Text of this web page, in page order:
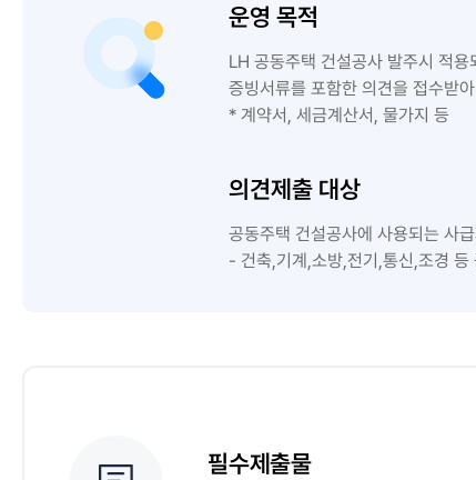
운영 목적
LH 공동주택 건설공사 발주시 적
증빙서류를 포함한 의견을 접수받
* 계약서, 세금계산서, 물가지 등
의견제출 대상
공동주택 건설공사에 사용되는 사
- 건축,기계,소방,전기,통신,조경 등
필수제출물